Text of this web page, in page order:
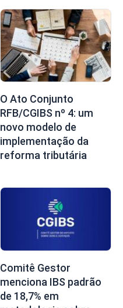
O Ato Conjunto
RFB/CGIBS nº 4: um
novo modelo de
implementação da
reforma tributária
Comitê Gestor
menciona IBS padrão
de 18,7% em